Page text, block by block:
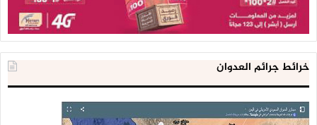
خرائط جرائم العدوان